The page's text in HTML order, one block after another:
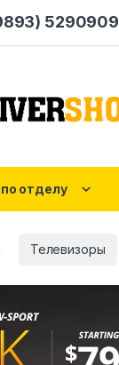
5290909
отделу
Телевизоры